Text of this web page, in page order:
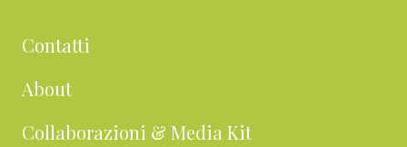
Contatti
About
Collaborazioni & Media Kit